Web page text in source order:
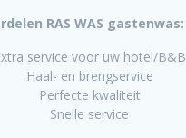
RAS WAS gastenwas:
service voor uw hotel/B&B
Haal- en brengservice
Perfecte kwaliteit
Snelle service